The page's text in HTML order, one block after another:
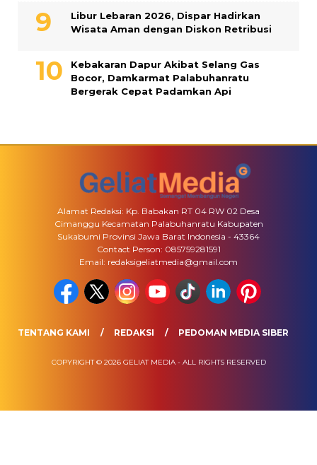
Libur Lebaran 2026, Dispar Hadirkan
Wisata Aman dengan Diskon Retribusi
Kebakaran Dapur Akibat Selang Gas
Bocor, Damkarmat Palabuhanratu
Bergerak Cepat Padamkan Api
Alamat Redaksi: Kp. Babakan RT 04 RW 02 Desa
Cimanggu Kecamatan Palabuhanratu Kabupaten
Sukabumi Provinsi Jawa Barat Indonesia - 43364
Contact Person: 085759281591
Email: redaksigeliatmedia@gmail.com
TENTANG KAMI REDAKSI PEDOMAN MEDIA SIBER
COPYRIGHT © 2026 GELIAT MEDIA - ALL RIGHTS RESERVED